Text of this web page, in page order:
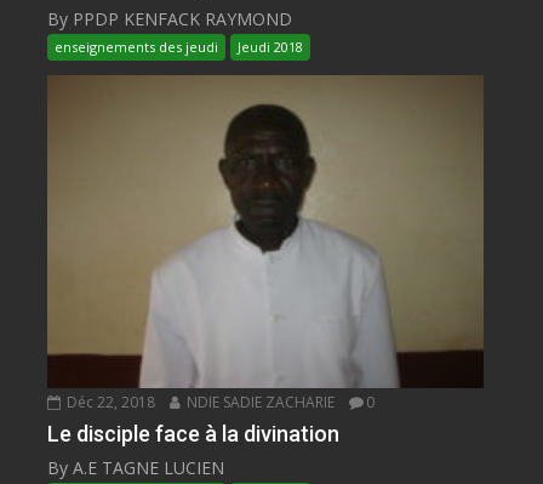
By PPDP KENFACK RAYMOND
enseignements des jeudi Jeudi 2018
Déc 22, 2018 NDIE SADIE ZACHARIE 0
Le disciple face à la divination
By A.E TAGNE LUCIEN